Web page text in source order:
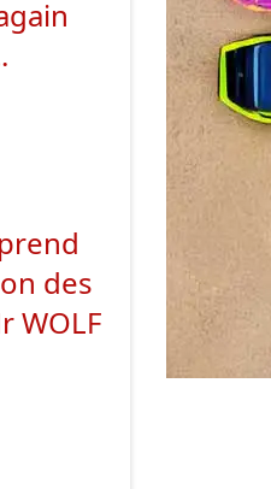
des
WOLF